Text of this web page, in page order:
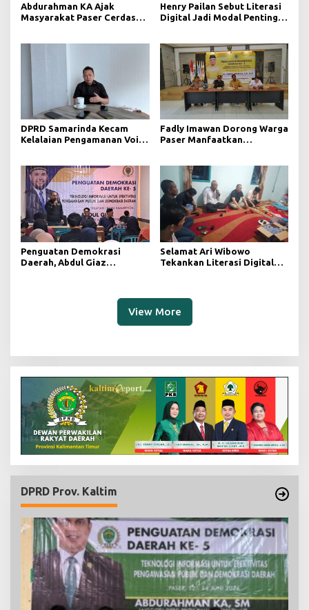
Abdurahman KA Ajak
Masyarakat Paser Cerdas
Henry Pailan Sebut Literasi
Digital Jadi Modal Penting
DPRD Samarinda Kecam
Kelalaian Pengamanan Void
Fadly Imawan Dorong Warga
Paser Manfaatkan
Pemerintahan
Penguatan Demokrasi
Daerah, Abdul Giaz
Selamat Ari Wibowo
Tekankan Literasi Digital
View More
DPRD Prov. Kaltim